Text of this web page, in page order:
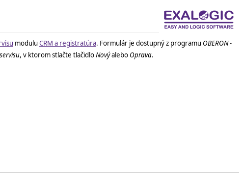
moduluCRM a registratúra. Formulár je dostupný z programu OBERON -
, v ktorom stlačte tlačidloNovýalebo Oprava.